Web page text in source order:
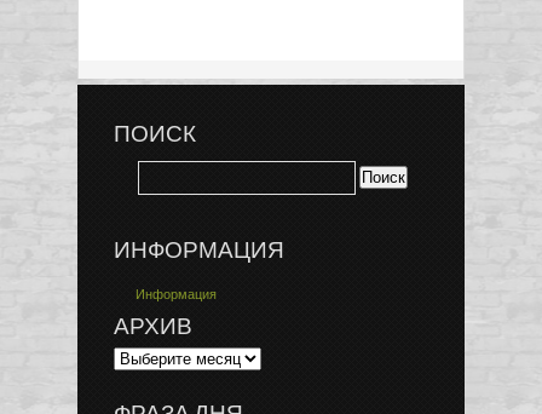
ПОИСК
ИНФОРМАЦИЯ
Информация
АРХИВ